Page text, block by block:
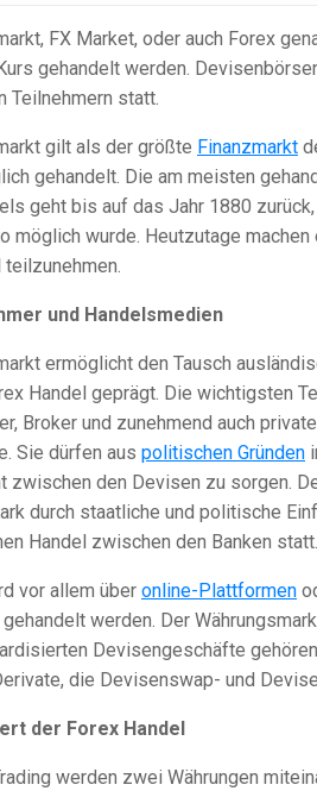
FX Market, oder auch Forex
gehandelt werden.
Teilnehmern statt.
gilt als der größte Finanzmarkt
gehandelt. Die am meisten
geht bis auf das Jahr 1880
möglich wurde. Heutzutage
teilzunehmen.
und Handelsmedien
ermöglicht den Tausch
Handel geprägt. Die wichtigsten
Broker und zunehmend auch
Sie dürfen aus politischen Gründen
zwischen den Devisen zu sorgen.
durch staatliche und politische
Handel zwischen den Banken statt.
vor allem über online-Plattformen
werden. Der
Devisengeschäfte
die Devisenswap- und
der Forex Handel
werden zwei Währungen